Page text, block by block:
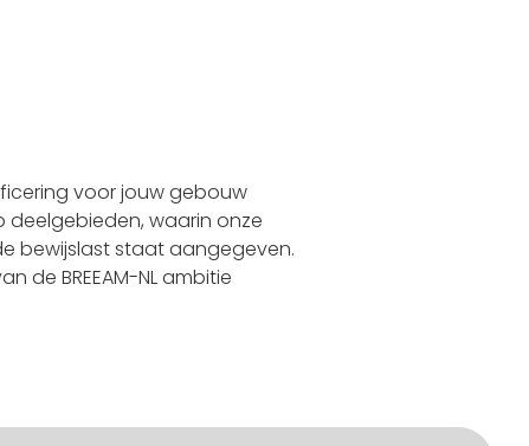
voor jouw gebouw
waarin onze
bewijslast staat aangegeven.
de BREEAM-NL ambitie